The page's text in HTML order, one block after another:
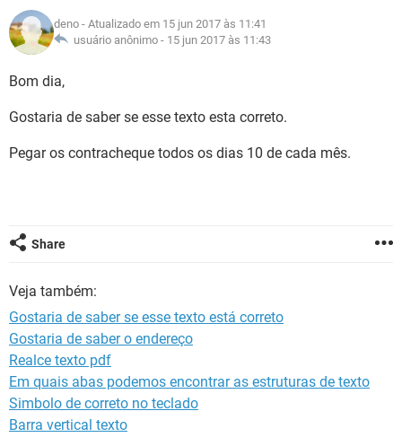
INSTAGRAM
GUIA DE COMPRAS
OUTLOOK EXCEL
INSTAGRAM
GUIA DE COMPRAS
JOGOS
CELULAR FACEBOOK
GLOSSÁRIO
JOGOS
CELULAR
OUTLOOK EXCEL
GMAIL
deno - Atualizado em 15 jun 2017 às 11:41
usuário anônimo - 15 jun 2017 às 11:43
Bom dia,
Gostaria de saber se esse texto esta correto.
Pegar os contracheque todos os dias 10 de cada mês.
Share
Veja também:
Gostaria de saber se esse texto está correto
Gostaria de saber o endereço
Realce texto pdf
Em quais abas podemos encontrar as estruturas de texto
Simbolo de correto no teclado
Barra vertical texto